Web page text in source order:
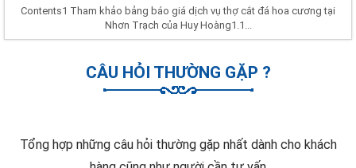
Contents1 Tham khảo bảng báo giá dịch vụ thợ cắt đá hoa cương tại
Nhơn Trạch của Huy Hoàng1.1...
CÂU HỎI THƯỜNG GẶP ?
Tổng hợp những câu hỏi thường gặp nhất dành cho khách